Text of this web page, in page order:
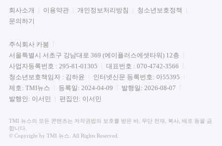
회사소개 이용약관 개인정보처리방침
청소년보호정책
문의하기
주식회사 카붐
서울특별시 서초구 강남대로 369 (에이플러스에셋타워) 12층
사업자등록번호 : 295-81-01305
대표번호 : 070-4742-3566
청소년보호책임자 : 김하윤
인터넷신문 등록번호: 아55395
제호: TMI뉴스
등록일: 2024-04-09
발행일: 2026-08-07
발행인: 이서민
편집인: 이서민
TMI 뉴스의 모든 콘텐츠는 저작권법의 보호를 받은 바, 무단 전재, 복사, 배포 등을 금
합니다.
© Copyright by TMI 뉴스. All Rights Reserved.